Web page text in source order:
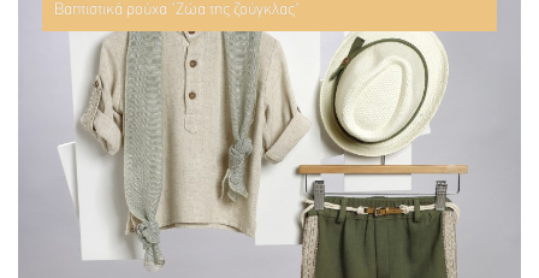
Βαπτιστικά ρούχα "Ζώα της ζούγκλας"